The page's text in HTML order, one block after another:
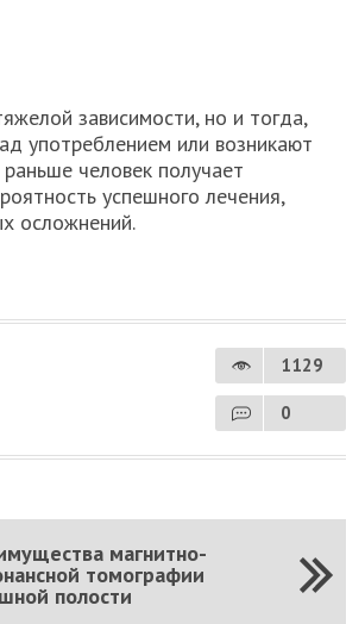
зависимости, но и тогда,
употреблением или возникают
человек получает
успешного лечения,
осложнений.
1129
0
магнитно-
томографии
полости